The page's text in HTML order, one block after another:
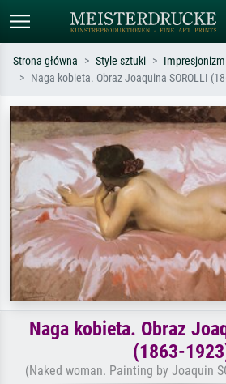
Szukaj wg artysty, tytułu lub stylu – np.
Monet, Gwiaździsta noc,
impresjonizm, fala Hokusaia, akt.
Strona główna Style sztuki Impresjonizm
Naga kobieta. Obraz Joaquina SOROLLI
Naga kobieta. Obraz
(1863-
(Naked woman. Painting by Joaquin